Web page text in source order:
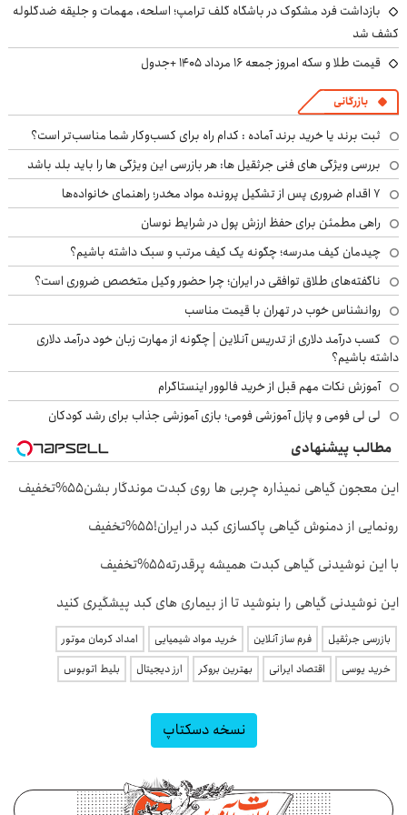
بازداشت فرد مشکوک در باشگاه گلف ترامپ؛ اسلحه، مهمات و جلیقه ضدگلوله
کشف شد
قیمت طلا و سکه امروز جمعه ۱۶ مرداد ۱۴۰۵ +جدول
بازرگانی
ثبت برند یا خرید برند آماده : کدام راه برای کسب‌وکار شما مناسب‌تر است؟
بررسی ویژگی های فنی جرثقیل ها: هر بازرسی این ویژگی ها را باید بلد باشد
۷ اقدام ضروری پس از تشکیل پرونده مواد مخدر؛ راهنمای خانواده‌ها
راهی مطمئن برای حفظ ارزش پول در شرایط نوسان
چیدمان کیف مدرسه؛ چگونه یک کیف مرتب و سبک داشته باشیم؟
ناگفته‌های طلاق توافقی در ایران؛ چرا حضور وکیل متخصص ضروری است؟
روانشناس خوب در تهران با قیمت مناسب
کسب درآمد دلاری از تدریس آنلاین | چگونه از مهارت زبان خود درآمد دلاری
داشته باشیم؟
آموزش نکات مهم قبل از خرید فالوور اینستاگرام
لی لی فومی و پازل آموزشی فومی؛ بازی آموزشی جذاب برای رشد کودکان
مطالب پیشنهادی
این معجون گیاهی نمیذاره چربی ها روی کبدت موندگار بشن55%تخفیف
رونمایی از دمنوش گیاهی پاکسازی کبد در ایران!55%تخفیف
با این نوشیدنی گیاهی کبدت همیشه پرقدرته55%تخفیف
این نوشیدنی گیاهی را بنوشید تا از بیماری های کبد پیشگیری کنید
بازرسی جرثقیل فرم ساز آنلاین خرید مواد شیمیایی
امداد کرمان موتور
خرید یوسی
اقتصاد ایرانی بهترین بروکر ارز دیجیتال بلیط اتوبوس
نسخه دسکتاپ